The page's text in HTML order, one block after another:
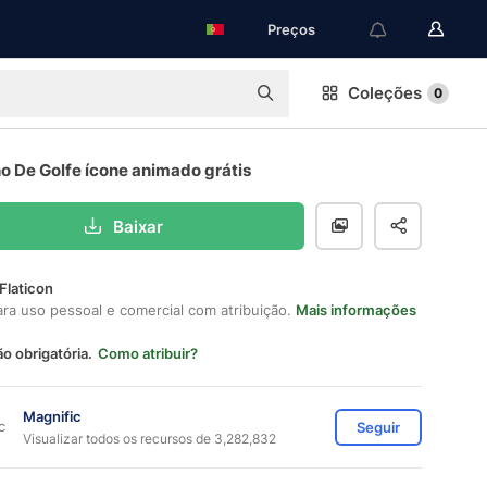
Preços
Coleções 0
De Golfe ícone animado grátis
Baixar
uso pessoal e comercial com atribuição. Mais informações
obrigatória. Como atribuir?
Magnific
Visualizar todos os recursos de 3,282,832
Seguir